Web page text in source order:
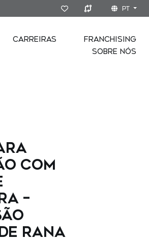
PT
CARREIRAS
FRANCHISING
SOBRE NÓS
com
–
Rana